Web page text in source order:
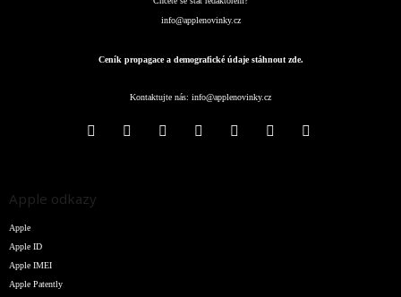
info@applenovinky.cz
Ceník propagace a demografické údaje stáhnout zde.
Kontaktujte nás: info@applenovinky.cz
Apple odkazy
Apple
Apple ID
Apple IMEI
Apple Patently